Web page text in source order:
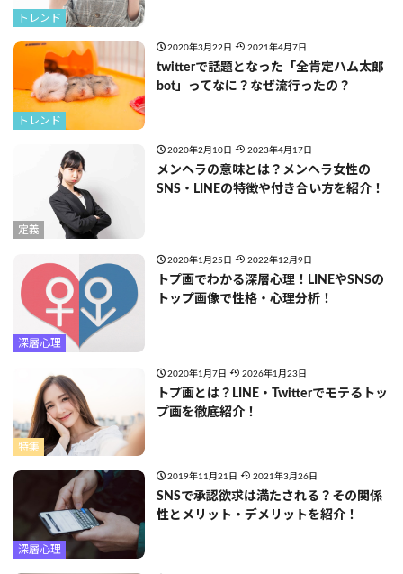
トレンド
トレンド
2020年3月22日 2021年4月7日
twitterで話題となった「全肯定ハム太郎
bot」ってなに？なぜ流行ったの？
定義
2020年2月10日 2023年4月17日
メンヘラの意味とは？メンヘラ女性の
SNS・LINEの特徴や付き合い方を紹介！
深層心理
2020年1月25日 2022年12月9日
トプ画でわかる深層心理！LINEやSNSの
トップ画像で性格・心理分析！
特集
2020年1月7日 2026年1月23日
トプ画とは？LINE・Twitterでモテるトッ
プ画を徹底紹介！
深層心理
2019年11月21日 2021年3月26日
SNSで承認欲求は満たされる？その関係
性とメリット・デメリットを紹介！